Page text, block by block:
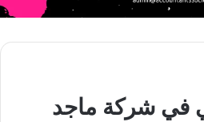
في شركة ماجد